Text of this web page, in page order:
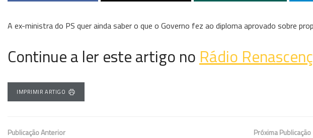
A ex-ministra do PS quer ainda saber o que o Governo fez ao diploma aprovado sobre
Continue a ler este artigo no Rádio
IMPRIMIR ARTIGO
Publicação Anterior Próxima Publicação